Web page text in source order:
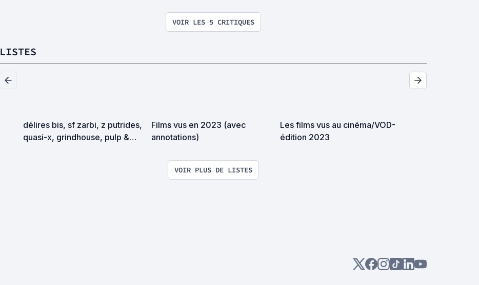
VOIR LES 5 CRITIQUES
LISTES
délires bis, sf zarbi, z putrides,
quasi-x, grindhouse, pulp &
Films vus en 2023 (avec
annotations)
Les films vus au cinéma/VOD-
édition 2023
VOIR PLUS DE LISTES